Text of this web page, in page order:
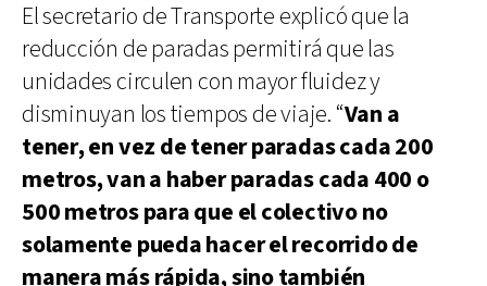
El secretario de Transporte explicó que la
reducción de paradas permitirá que las
unidades circulen con mayor fluidez y
disminuyan los tiempos de viaje. “Van a
tener, en vez de tener paradas cada 200
metros, van a haber paradas cada 400 o
500 metros para que el colectivo no
solamente pueda hacer el recorrido de
manera más rápida, sino también